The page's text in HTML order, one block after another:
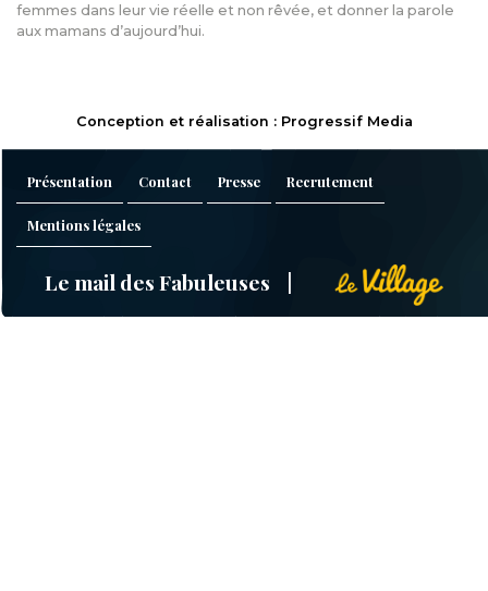
femmes dans leur vie réelle et non rêvée, et donner la parole
aux mamans d’aujourd’hui.
Conception et réalisation : Progressif Media
Présentation Contact Presse Recrutement
Mentions légales
Le mail des Fabuleuses